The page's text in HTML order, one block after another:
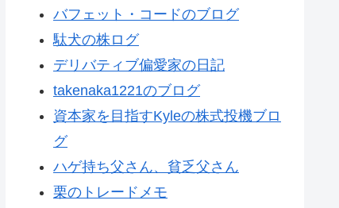
バフェット・コードのブログ
駄犬の株ログ
デリバティブ偏愛家の日記
takenaka1221のブログ
資本家を目指すKyleの株式投機ブロ
グ
ハゲ持ち父さん、貧乏父さん
栗のトレードメモ